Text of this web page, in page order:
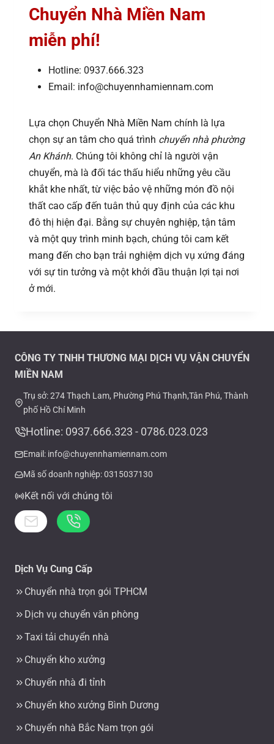
Chuyển Nhà Miền Nam
miễn phí!
Hotline: 0937.666.323
Email: info@chuyennhamiennam.com
Lựa chọn Chuyển Nhà Miền Nam chính là lựa
chọn sự an tâm cho quá trình chuyển nhà phường
An Khánh. Chúng tôi không chỉ là người vận
chuyển, mà là đối tác thấu hiểu những yêu cầu
khắt khe nhất, từ việc bảo vệ những món đồ nội
thất cao cấp đến tuân thủ quy định của các khu
đô thị hiện đại. Bằng sự chuyên nghiệp, tận tâm
và một quy trình minh bạch, chúng tôi cam kết
mang đến cho bạn trải nghiệm dịch vụ xứng đáng
với sự tin tưởng và một khởi đầu thuận lợi tại nơi
ở mới.
CÔNG TY TNHH THƯƠNG MẠI DỊCH VỤ VẬN CHUYỂN
MIỀN NAM
Trụ sở: 274 Thạch Lam, Phường Phú Thạnh,Tân Phú, Thành
phố Hồ Chí Minh
Hotline: 0937.666.323 - 0786.023.023
Email: info@chuyennhamiennam.com
Mã số doanh nghiệp: 0315037130
Kết nối với chúng tôi
Dịch Vụ Cung Cấp
Chuyển nhà trọn gói TPHCM
Dịch vụ chuyển văn phòng
Taxi tải chuyển nhà
Chuyển kho xưởng
Chuyển nhà đi tỉnh
Chuyển kho xưởng Bình Dương
Chuyển nhà Bắc Nam trọn gói